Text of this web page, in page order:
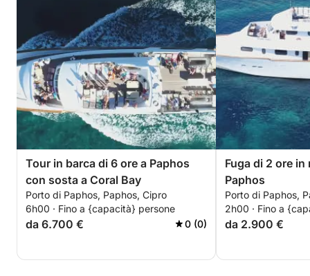
Tour in barca di 6 ore a Paphos
con sosta a Coral Bay
Porto di Paphos, Paphos, Cipro
6h00 · Fino a {capacità} persone
da 6.700 € 0 (0)
Fuga di 2 ore
Paphos
Porto di Paphos,
2h00 · Fino a
da 2.900 €